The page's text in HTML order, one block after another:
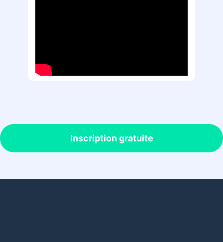
Inscription gratuite